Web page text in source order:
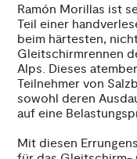
Ramón Morillas ist
Teil einer
beim härtesten,
Gleitschirmrennen
Alps. Dieses
Teilnehmer von
sowohl deren
auf eine
Mit diesen